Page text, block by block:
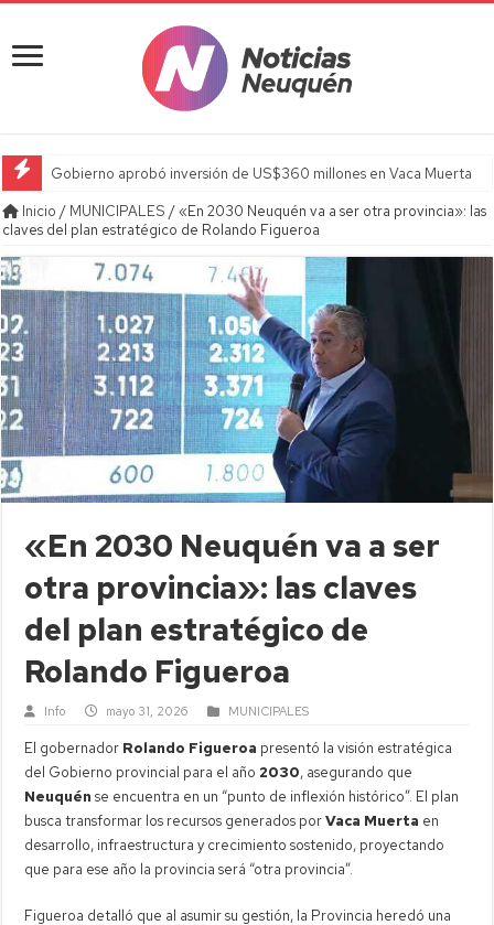
Gobierno aprobó inversión de US$360 millones en Vaca Muerta
Inicio / MUNICIPALES /«En 2030 Neuquén va a ser otra provincia»: las
claves del plan estratégico de Rolando Figueroa
«En 2030 Neuquén va a ser
otra provincia»: las claves
del plan estratégico de
Rolando Figueroa
Info mayo 31, 2026 MUNICIPALES
El gobernador Rolando Figueroa presentó la visión estratégica
del Gobierno provincial para el año 2030, asegurando que
Neuquén se encuentra en un “punto de inflexión histórico”. El plan
busca transformar los recursos generados porVaca Muerta en
desarrollo, infraestructura y crecimiento sostenido, proyectando
que para ese año la provincia será “otra provincia”.
Figueroa detalló que al asumir su gestión, la Provincia heredó una